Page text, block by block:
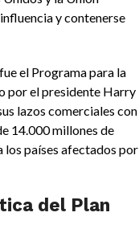
y contenerse
el Programa para la
por el presidente Harry
lazos comerciales con
14.000 millones de
los países afectados por
del Plan